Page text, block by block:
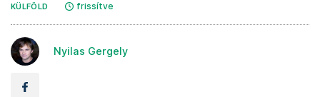
KÜLFÖLD frissítve
Nyilas Gergely